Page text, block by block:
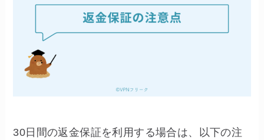
30日間の返金保証を利用する場合は、以下の注